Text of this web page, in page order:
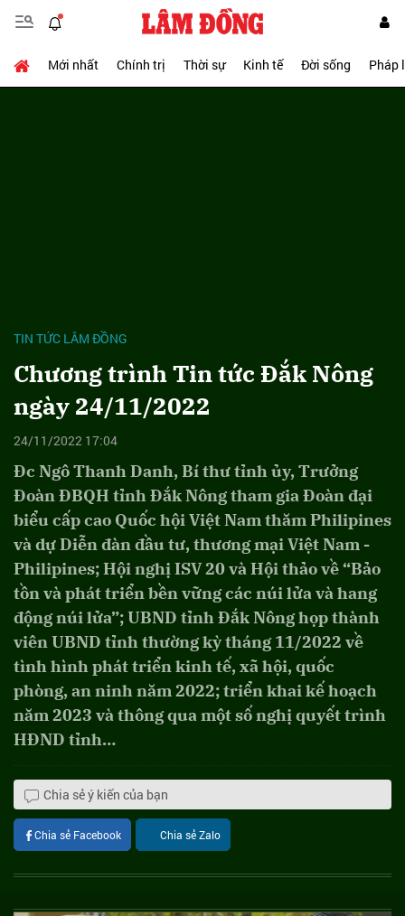
Mới nhất Chính trị Thời sự Kinh tế Đời sống Pháp
TIN TỨC LÂM ĐỒNG
Chương trình Tin tức Đắk Nông
ngày 24/11/2022
24/11/2022 17:04
Đc Ngô Thanh Danh, Bí thư tỉnh ủy, Trưởng
Đoàn ĐBQH tỉnh Đắk Nông tham gia Đoàn đại
biểu cấp cao Quốc hội Việt Nam thăm Philipines
và dự Diễn đàn đầu tư, thương mại Việt Nam -
Philipines; Hội nghị ISV 20 và Hội thảo về “Bảo
tồn và phát triển bền vững các núi lửa và hang
động núi lửa”; UBND tỉnh Đắk Nông họp thành
viên UBND tỉnh thường kỳ tháng 11/2022 về
tình hình phát triển kinh tế, xã hội, quốc
phòng, an ninh năm 2022; triển khai kế hoạch
năm 2023 và thông qua một số nghị quyết trình
HĐND tỉnh…
Chia sẻ ý kiến của bạn
Chia sẻ Facebook Chia sẻ Zalo